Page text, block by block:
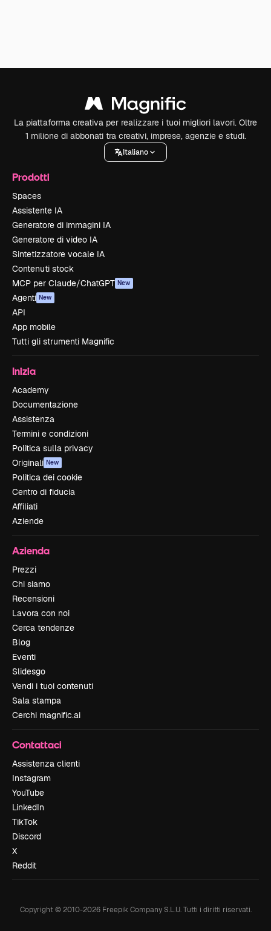
La piattaforma creativa per realizzare i tuoi migliori lavori. Oltre
1 milione di abbonati tra creativi, imprese, agenzie e studi.
Italiano
Prodotti
Spaces
Assistente IA
Generatore di immagini IA
Generatore di video IA
Sintetizzatore vocale IA
Contenuti stock
MCP per Claude/ChatGPT New
Agenti New
API
App mobile
Tutti gli strumenti Magnific
Inizia
Academy
Documentazione
Assistenza
Termini e condizioni
Politica sulla privacy
Originali New
Politica dei cookie
Centro di fiducia
Affiliati
Aziende
Azienda
Prezzi
Chi siamo
Recensioni
Lavora con noi
Cerca tendenze
Blog
Eventi
Slidesgo
Vendi i tuoi contenuti
Sala stampa
Cerchi magnific.ai
Contattaci
Assistenza clienti
Instagram
YouTube
LinkedIn
TikTok
Discord
X
Reddit
Copyright © 2010-2026Freepik Company S.L.U. Tutti i diritti riservati.